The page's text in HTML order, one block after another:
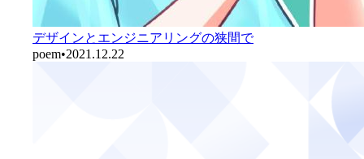
デザインとエンジニアリングの狭間で
poem•2021.12.22